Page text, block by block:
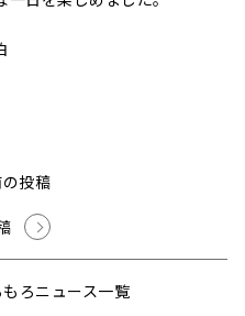
投稿
ろニュース一覧